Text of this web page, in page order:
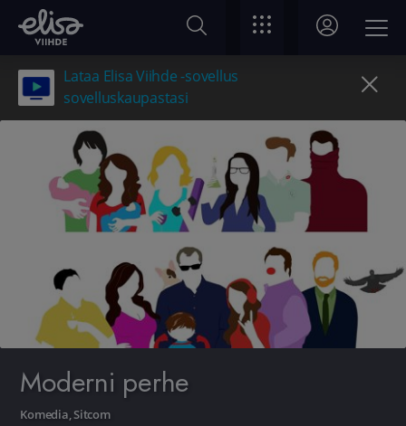
Lataa Elisa Viihde -sovellus
sovelluskaupastasi
Moderni perhe
Komedia,Sitcom